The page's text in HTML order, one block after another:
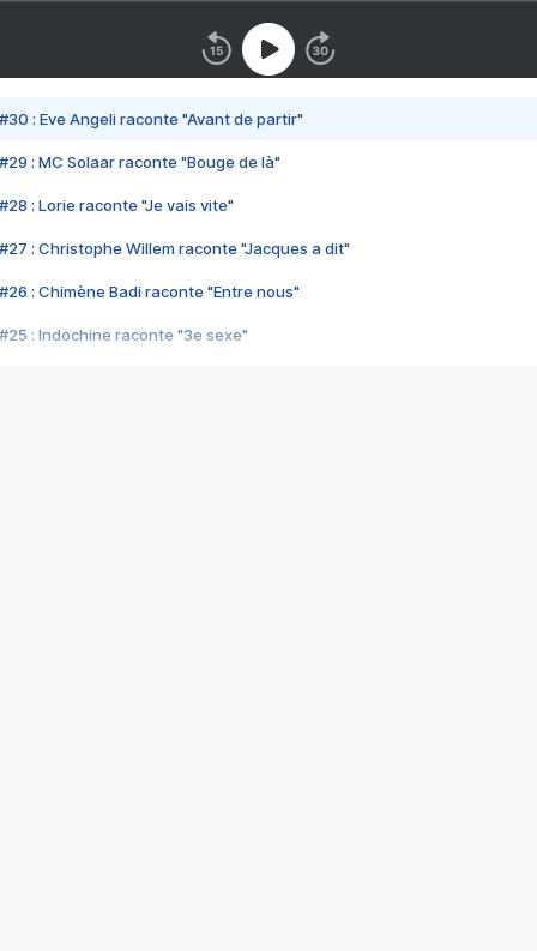
#30 : Eve Angeli raconte "Avant de partir"
#29 : MC Solaar raconte "Bouge de là"
#28 : Lorie raconte "Je vais vite"
#27 : Christophe Willem raconte "Jacques a dit"
#26 : Chimène Badi raconte "Entre nous"
#25 : Indochine raconte "3e sexe"